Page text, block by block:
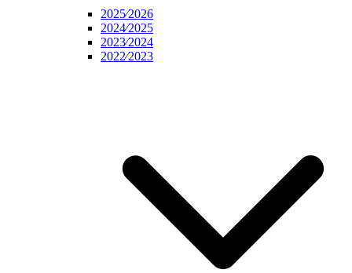
2025⁄2026
2024⁄2025
2023⁄2024
2022⁄2023